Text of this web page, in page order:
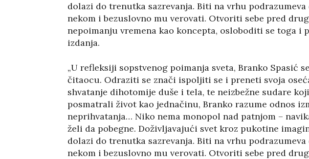
dolazi do trenutka sazrevanja. Biti na vrhu
nekom i bezuslovno mu verovati. Otvoriti sebe pred
nepoimanju vremena kao koncepta, osloboditi se toga i
izdanja.
„U refleksiji sopstvenog poimanja sveta, Branko Spasić
čitaocu. Odraziti se znači ispoljiti se i preneti svoja
shvatanje dihotomije duše i tela, te neizbežne sudare
posmatrali život kao jednačinu, Branko razume odnos
neprihvatanja… Niko nema monopol nad patnjom –
želi da pobegne. Doživljavajući svet kroz pukotine
dolazi do trenutka sazrevanja. Biti na vrhu
nekom i bezuslovno mu verovati. Otvoriti sebe pred